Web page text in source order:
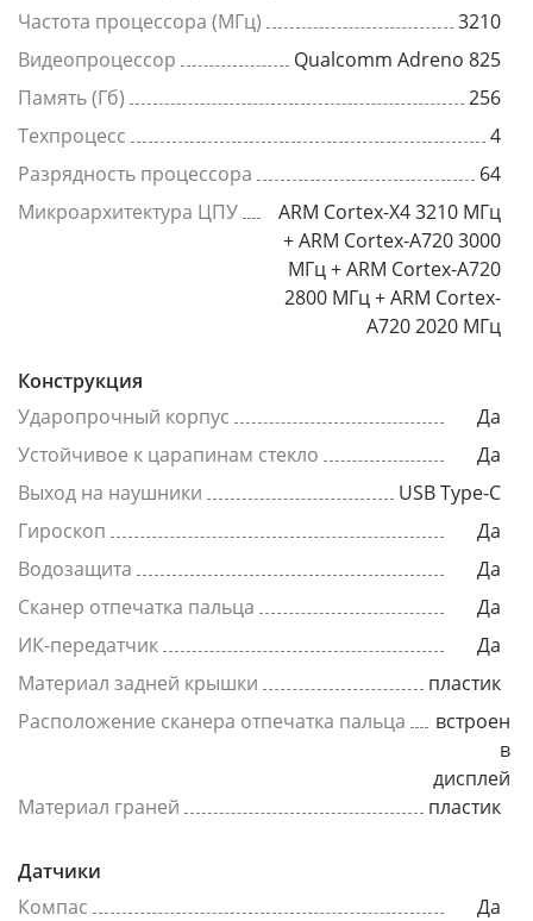
Частота процессора (МГц)
3210
Видеопроцессор
Qualcomm Adreno 825
Память (Гб)
256
Техпроцесс
4
Разрядность процессора
64
Микроархитектура ЦПУ
ARM Cortex-X4 3210 МГц
+ ARM Cortex-A720 3000
МГц + ARM Cortex-A720
2800 МГц + ARM Cortex-
A720 2020 МГц
Конструкция
Ударопрочный корпус
Да
Устойчивое к царапинам стекло
Да
Выход на наушники
USB Type-C
Гироскоп
Да
Водозащита
Да
Сканер отпечатка пальца
Да
ИК-передатчик
Да
Материал задней крышки
пластик
Расположение сканера отпечатка пальца
встроен
в
дисплей
Материал граней
пластик
Датчики
Компас
Да